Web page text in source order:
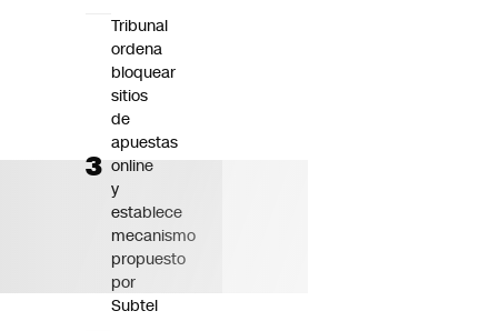
Tribunal
ordena
bloquear
sitios
de
apuestas
online
y
establece
mecanismo
propuesto
por
Subtel